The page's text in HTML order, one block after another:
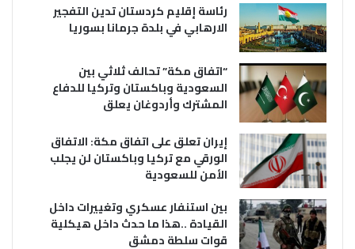
رئاسة إقليم كردستان تدين التفجير
الارهابي في بلدة جرمانا بسوريا
“اتفاق مكة” تحالف ثلاثي بين
السعودية وباكستان وتركيا للدفاع
المشترك وأردوغان يعلق
إيران تعلق على اتفاق مكة: الاتفاق
الورقي مع تركيا وباكستان لن يجلب
الأمن للسعودية
بين استنفار عسكري وتغييرات داخل
القيادة ..هذا ما حدث داخل هيكلية
قوات سلطة دمشق